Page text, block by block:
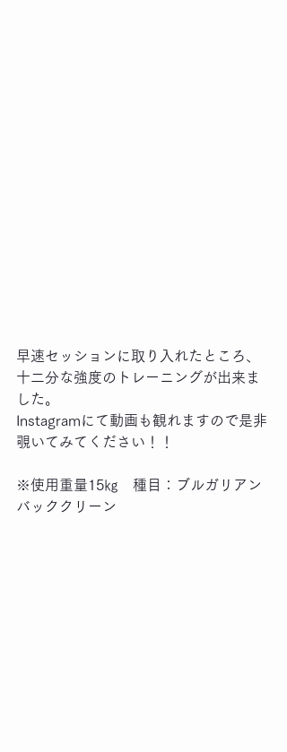
早速セッションに取り入れたところ、
十二分な強度のトレーニングが出来ま
した。
Instagramにて動画も観れますので是非
覗いてみてください！！
※使用重量15㎏　種目：ブルガリアン
バッククリーン